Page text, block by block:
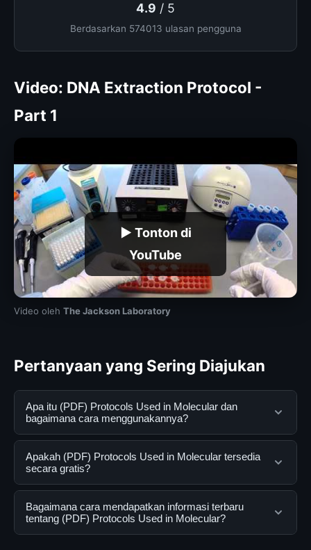
4.9 / 5
Berdasarkan 574013 ulasan pengguna
Video: DNA Extraction Protocol -
Part 1
▶ Tonton di
YouTube
Video oleh The Jackson Laboratory
Pertanyaan yang Sering Diajukan
Apa itu (PDF) Protocols Used in Molecular dan
bagaimana cara menggunakannya?
(PDF) Protocols Used in Molecular adalah layanan
digital yang dirancang untuk membantu pengguna
mendapatkan informasi lengkap dan terpercaya. Anda
dapat menggunakannya dengan mengunjungi situs
resmi dan mengikuti panduan yang tersedia.
Apakah (PDF) Protocols Used in Molecular tersedia
secara gratis?
Ya, (PDF) Protocols Used in Molecular dapat diakses
secara gratis oleh semua pengguna. Tidak ada biaya
tersembunyi atau langganan yang diperlukan untuk
Bagaimana cara mendapatkan informasi terbaru
tentang (PDF) Protocols Used in Molecular?